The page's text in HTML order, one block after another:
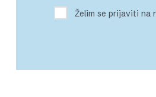
Želim se prijaviti na